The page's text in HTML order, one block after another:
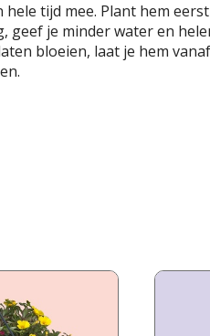
tijd mee. Plant hem
je minder water en
bloeien, laat je hem